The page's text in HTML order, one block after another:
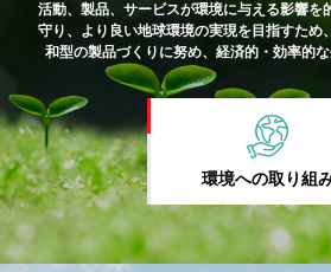
活動、製品、サービスが環境に与える影響を
守り、より良い地球環境の実現を目指すため
和型の製品づくりに努め、経済的・効率的な
環境への取り組